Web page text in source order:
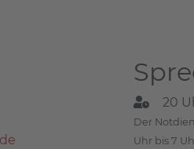
20
Der
Uhr bis 7